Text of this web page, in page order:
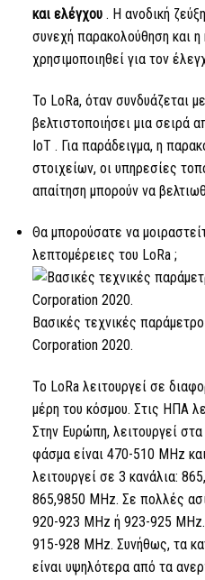
και ελέγχου. Η ανοδική
συνεχή παρακολούθηση και
χρησιμοποιηθεί για τον
Το LoRa,όταν συνδυάζεται
βελτιστοποιήσει μια σειρά
IoT. Για παράδειγμα, η
στοιχείων, οι υπηρεσίες
απαίτηση μπορούν να
Θα μπορούσατε να
λεπτομέρειες του LoRa;
Βασικές τεχνικές
Corporation 2020.
Το LoRaλειτουργεί σε
μέρη του κόσμου. Στις ΗΠΑ
Στην Ευρώπη, λειτουργεί
φάσμα είναι 470-510 MHz
λειτουργεί σε 3 κανάλια:
865,9850 MHz. Σε πολλές
920-923 MHz ή 923-925
915-928 MHz. Συνήθως, τα
είναι υψηλότερα από τα